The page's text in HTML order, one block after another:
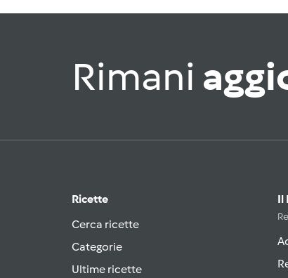
Rimani
Ricette
Cerca ricette
Categorie
Ultime ricette
Il